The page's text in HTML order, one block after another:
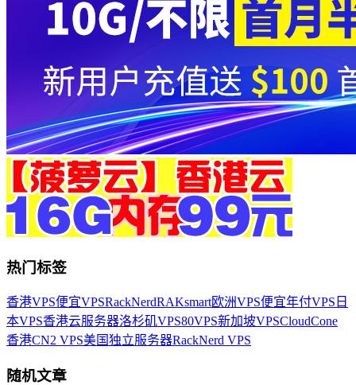
热门标签
香港VPS便宜VPSRackNerdRAKsmart欧洲VPS便宜年付VPS 日
本VPS香港云服务器洛杉矶VPS80VPS新加坡VPSCloudCone
香港CN2 VPS美国独立服务器RackNerd VPS
随机文章